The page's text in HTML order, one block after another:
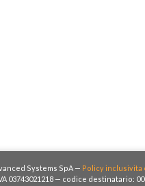
Systems SpA — Policy inclusivita
03743021218 — codice destinatario: